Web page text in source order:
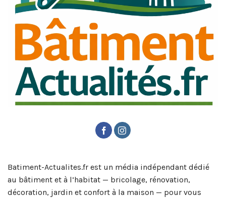
Batiment-Actualites.fr est un média indépendant dédié
au bâtiment et à l’habitat — bricolage, rénovation,
décoration, jardin et confort à la maison — pour vous